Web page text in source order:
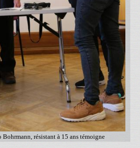
Bohrmann, résistant à 15 ans témoigne